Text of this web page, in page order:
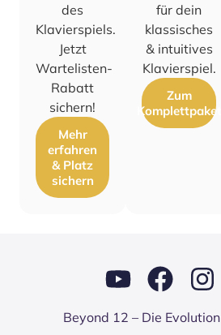
des
Klavierspiels.
Jetzt
Wartelisten-
Rabatt
sichern!
Mehr
erfahren
& Platz
sichern
für dein
klassisches
& intuitives
Klavierspiel.
Zum
Komplettpaket
Bey­ond 12 – Die Evo­lu­ti­on